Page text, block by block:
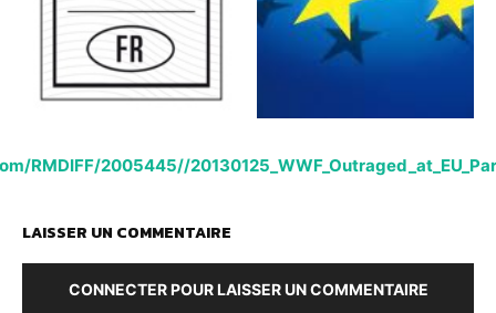
RMDIFF/2005445//
LAISSER UN COMMENTAIRE
CONNECTER POUR LAISSER UN COMMENTAIRE